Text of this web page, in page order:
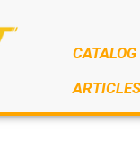
CATALOG
ARTICLES